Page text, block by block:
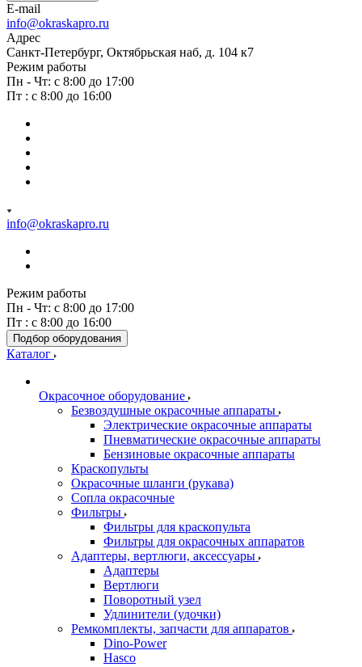
E-mail
info@okraskapro.ru
Адрес
Санкт-Петербург, Октябрьская наб, д. 104 к7
Режим работы
Пн - Чт: с 8:00 до 17:00
Пт : с 8:00 до 16:00
info@okraskapro.ru
Режим работы
Пн - Чт: с 8:00 до 17:00
Пт : с 8:00 до 16:00
Подбор оборудования
Каталог
Окрасочное оборудование
Безвоздушные окрасочные аппараты
Электрические окрасочные аппараты
Пневматические окрасочные аппараты
Бензиновые окрасочные аппараты
Краскопульты
Окрасочные шланги (рукава)
Сопла окрасочные
Фильтры
Фильтры для краскопульта
Фильтры для окрасочных аппаратов
Адаптеры, вертлюги, аксессуары
Адаптеры
Вертлюги
Поворотный узел
Удлинители (удочки)
Ремкомплекты, запчасти для аппаратов
Dino-Power
Hasco